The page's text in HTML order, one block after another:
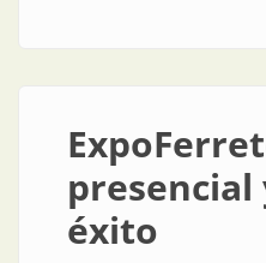
presencial
éxito